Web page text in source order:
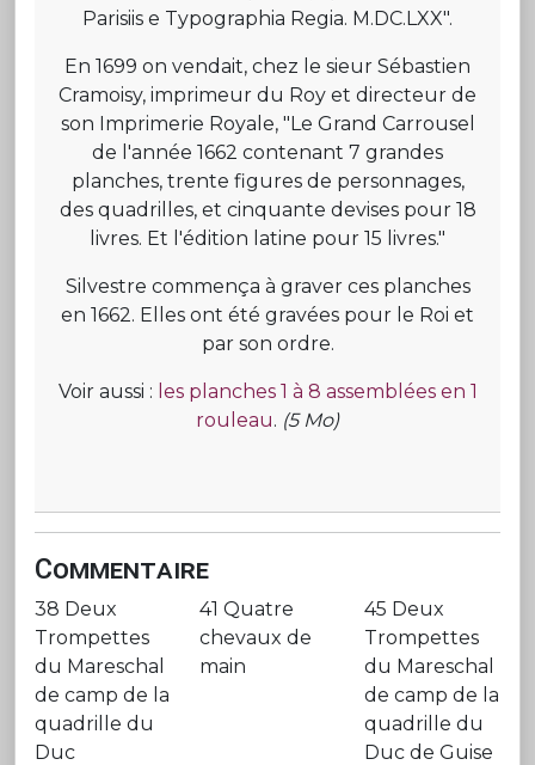
Parisiis e Typographia Regia. M.DC.LXX".
En 1699 on vendait, chez le sieur Sébastien
Cramoisy, imprimeur du Roy et directeur de
son Imprimerie Royale, "Le Grand Carrousel
de l'année 1662 contenant 7 grandes
planches, trente figures de personnages,
des quadrilles, et cinquante devises pour 18
livres. Et l'édition latine pour 15 livres."
Silvestre commença à graver ces planches
en 1662. Elles ont été gravées pour le Roi et
par son ordre.
Voir aussi : les planches 1 à 8 assemblées en 1
rouleau. (5 Mo)
Commentaire
38 Deux
Trompettes
du Mareschal
de camp de la
quadrille du
Duc
41 Quatre
chevaux de
main
45 Deux
Trompettes
du Mareschal
de camp de la
quadrille du
Duc de Guise